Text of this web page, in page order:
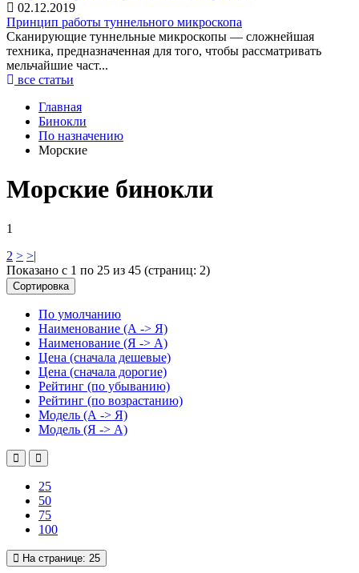
02.12.2019
Принцип работы туннельного микроскопа
Сканирующие туннельные микроскопы — сложнейшая
техника, предназначенная для того, чтобы рассматривать
мельчайшие част...
все статьи
Главная
Бинокли
По назначению
Морские
Морские бинокли
1
2 > >|
Показано с 1 по 25 из 45 (страниц: 2)
Сортировка
По умолчанию
Наименование (А -> Я)
Наименование (Я -> А)
Цена (сначала дешевые)
Цена (сначала дорогие)
Рейтинг (по убыванию)
Рейтинг (по возрастанию)
Модель (А -> Я)
Модель (Я -> А)
25
50
75
100
На странице: 25